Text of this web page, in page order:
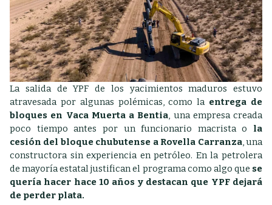
La salida de YPF de los yacimientos maduros estuvo
atravesada por algunas polémicas, como la entrega de
bloques en Vaca Muerta a Bentia , una empresa creada
poco tiempo antes por un funcionario macrista o la
cesión del bloque chubutense a Rovella Carranza, una
constructora sin experiencia en petróleo. En la petrolera
de mayoría estatal justifican el programa como algo que se
quería hacer hace 10 años y destacan que YPF dejará
de perder plata.